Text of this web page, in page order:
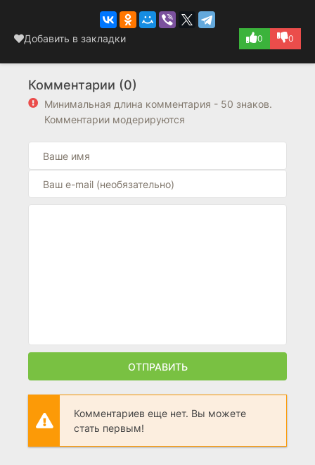
Добавить в закладки 0 0
Комментарии (0)
Минимальная длина комментария - 50 знаков.
Комментарии модерируются
ОТПРАВИТЬ
Комментариев еще нет. Вы можете
стать первым!